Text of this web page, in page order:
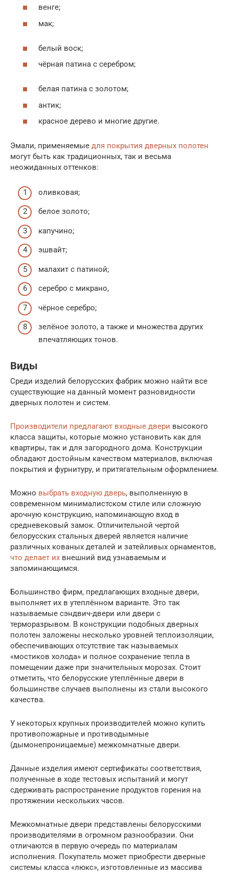
венге;
мак;
белый воск;
чёрная патина с серебром;
белая патина с золотом;
антик;
красное дерево и многие другие.
Эмали, применяемые для покрытия дверных полотен
могут быть как традиционных, так и весьма
неожиданных оттенков:
оливковая;
белое золото;
капучино;
эшвайт;
малахит с патиной;
серебро с микрано,
чёрное серебро;
зелёное золото, а также и множества других
впечатляющих тонов.
Виды
Среди изделий белорусских фабрик можно найти все
существующие на данный момент разновидности
дверных полотен и систем.
Производители предлагают входные двери высокого
класса защиты, которые можно установить как для
квартиры, так и для загородного дома. Конструкции
обладают достойным качеством материалов, включая
покрытия и фурнитуру, и притягательным оформлением.
Можно выбрать входную дверь, выполненную в
современном минималистском стиле или сложную
арочную конструкцию, напоминающую вход в
средневековый замок. Отличительной чертой
белорусских стальных дверей является наличие
различных кованых деталей и затейливых орнаментов,
что делает их внешний вид узнаваемым и
запоминающимся.
Большинство фирм, предлагающих входные двери,
выполняет их в утеплённом варианте. Это так
называемые сэндвич-двери или двери с
терморазрывом. В конструкции подобных дверных
полотен заложены несколько уровней теплоизоляции,
обеспечивающих отсутствие так называемых
«мостиков холода» и полное сохранение тепла в
помещении даже при значительных морозах. Стоит
отметить, что белорусские утеплённые двери в
большинстве случаев выполнены из стали высокого
качества.
У некоторых крупных производителей можно купить
противопожарные и противодымные
(дымонепроницаемые) межкомнатные двери.
Данные изделия имеют сертификаты соответствия,
полученные в ходе тестовых испытаний и могут
сдерживать распространение продуктов горения на
протяжении нескольких часов.
Межкомнатные двери представлены белорусскими
производителями в огромном разнообразии. Они
отличаются в первую очередь по материалам
исполнения. Покупатель может приобрести дверные
системы класса «люкс», изготовленные из массива